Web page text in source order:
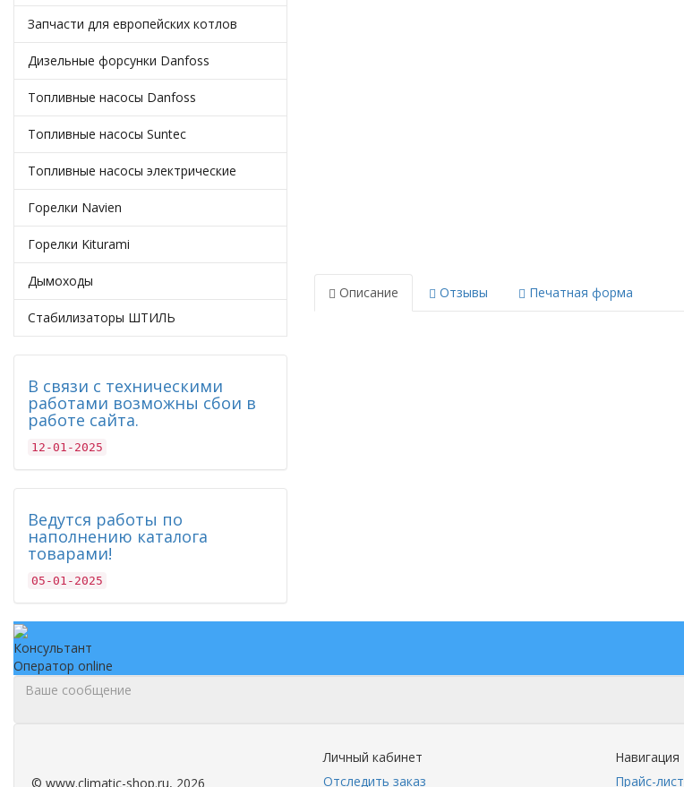
Запчасти для европейских котлов
Дизельные форсунки Danfoss
Топливные насосы Danfoss
Топливные насосы Suntec
Топливные насосы электрические
Горелки Navien
Горелки Kiturami
Дымоходы
Стабилизаторы ШТИЛЬ
В связи с техническими
работами возможны сбои в
работе сайта.
12-01-2025
Ведутся работы по
наполнению каталога
товарами!
05-01-2025
Описание
Отзывы Печатная форма
Консультант
Оператор online
© www.climatic-shop.ru, 2026
Личный кабинет
Отследить заказ
Навигация
Прайс-лист